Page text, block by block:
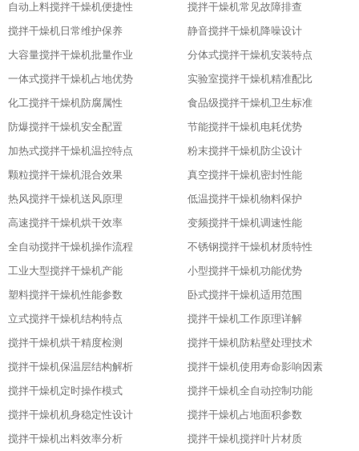
自动上料搅拌干燥机便捷性
搅拌干燥机常见故障排查
搅拌干燥机日常维护保养
静音搅拌干燥机降噪设计
大容量搅拌干燥机批量作业
分体式搅拌干燥机安装特点
一体式搅拌干燥机占地优势
实验室搅拌干燥机精准配比
化工搅拌干燥机防腐属性
食品级搅拌干燥机卫生标准
防爆搅拌干燥机安全配置
节能搅拌干燥机电耗优势
加热式搅拌干燥机温控特点
粉末搅拌干燥机防尘设计
颗粒搅拌干燥机混合效果
真空搅拌干燥机密封性能
热风搅拌干燥机送风原理
低温搅拌干燥机物料保护
高速搅拌干燥机烘干效率
变频搅拌干燥机调速性能
全自动搅拌干燥机操作流程
不锈钢搅拌干燥机材质特性
工业大型搅拌干燥机产能
小型搅拌干燥机功能优势
塑料搅拌干燥机性能参数
卧式搅拌干燥机适用范围
立式搅拌干燥机结构特点
搅拌干燥机工作原理详解
搅拌干燥机烘干精度检测
搅拌干燥机防粘壁处理技术
搅拌干燥机保温层结构解析
搅拌干燥机使用寿命影响因素
搅拌干燥机定时操作模式
搅拌干燥机全自动控制功能
搅拌干燥机机身稳定性设计
搅拌干燥机占地面积参数
搅拌干燥机出料效率分析
搅拌干燥机搅拌叶片材质